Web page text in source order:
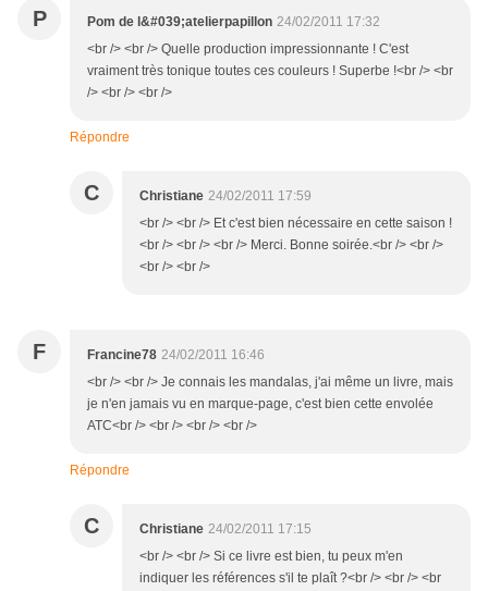
P Pom de l&#039;atelierpapillon 24/02/2011 17:32
<br /> <br /> Quelle production impressionnante ! C'est
vraiment très tonique toutes ces couleurs ! Superbe !<br /> <br
/> <br /> <br />
Répondre
C Christiane 24/02/2011 17:59
<br /> <br /> Et c'est bien nécessaire en cette saison !
<br /> <br /> <br /> Merci. Bonne soirée.<br /> <br />
<br /> <br />
F Francine78 24/02/2011 16:46
<br /> <br /> Je connais les mandalas, j'ai même un livre, mais
je n'en jamais vu en marque-page, c'est bien cette envolée
ATC<br /> <br /> <br /> <br />
Répondre
C Christiane 24/02/2011 17:15
<br /> <br /> Si ce livre est bien, tu peux m'en
indiquer les références s'il te plaît ?<br /> <br /> <br